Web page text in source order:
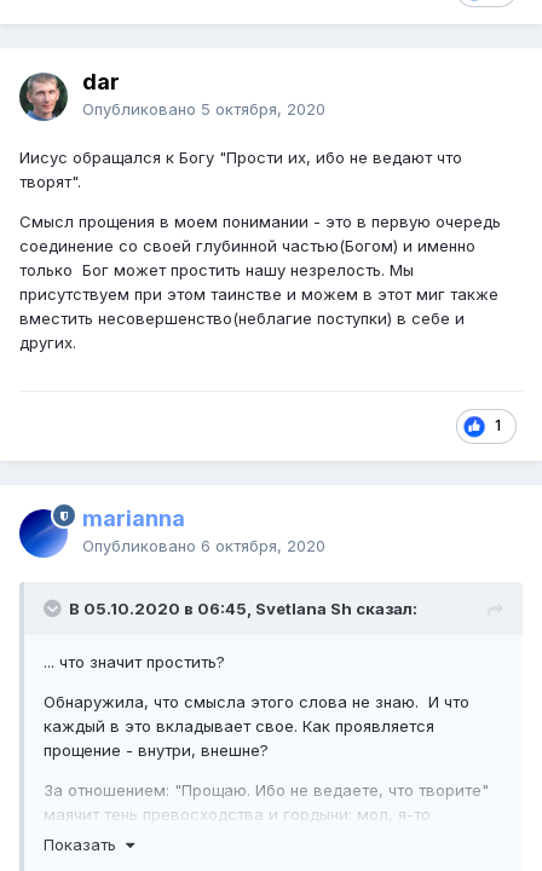
dar
Опубликовано 5 октября, 2020
Иисус обращался к Богу "Прости их, ибо не ведают что
творят".
Смысл прощения в моем понимании - это в первую очередь
соединение со своей глубинной частью(Богом) и именно
только Бог может простить нашу незрелость. Мы
присутствуем при этом таинстве и можем в этот миг также
вместить несовершенство(неблагие поступки) в себе и
других.
1
marianna
Опубликовано 6 октября, 2020
В 05.10.2020 в 06:45, Svetlana Sh сказал:
... что значит простить?
Обнаружила, что смысла этого слова не знаю. И что
каждый в это вкладывает свое. Как проявляется
прощение - внутри, внешне?
За отношением: "Прощаю. Ибо не ведаете, что творите"
маячит тень превосходства и гордыни: мол, я-то
знающая, ведаю, что творю, ну а вы - где-то там, внизу,
Показать